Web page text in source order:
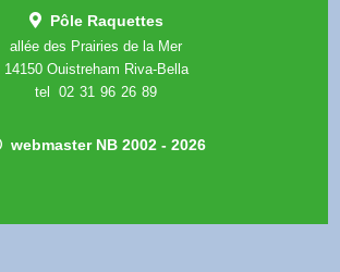
Pôle Raquettes
allée des Prairies de la Mer
14150 Ouistreham Riva-Bella
tel 02 31 96 26 89
webmaster NB 2002 - 2026